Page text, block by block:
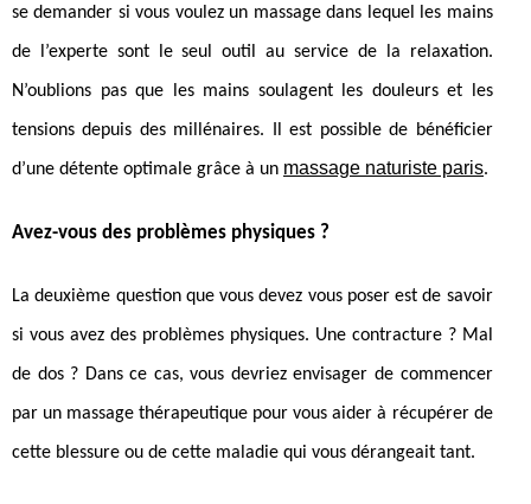
se demander si vous voulez un massage dans lequel les mains
de l’experte sont le seul outil au service de la relaxation.
N’oublions pas que les mains soulagent les douleurs et les
tensions depuis des millénaires. Il est possible de bénéficier
d’une détente optimale grâce à un massage naturiste paris.
Avez-vous des problèmes physiques ?
La deuxième question que vous devez vous poser est de savoir
si vous avez des problèmes physiques. Une contracture ? Mal
de dos ? Dans ce cas, vous devriez envisager de commencer
par un massage thérapeutique pour vous aider à récupérer de
cette blessure ou de cette maladie qui vous dérangeait tant.